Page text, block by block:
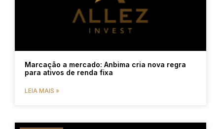
Marcação a mercado: Anbima cria nova regra
para ativos de renda fixa
LEIA MAIS »